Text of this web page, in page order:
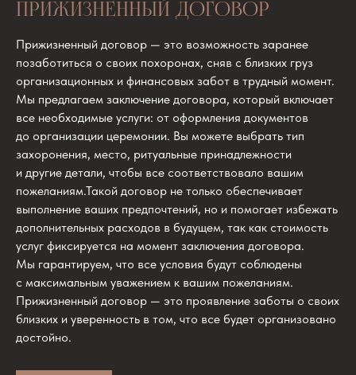
ПРИЖИЗНЕННЫЙ ДОГОВОР
Прижизненный договор — это возможность заранее
позаботиться о своих похоронах, сняв с близких груз
организационных и финансовых забот в трудный момент.
Мы предлагаем заключение договора, который включает
все необходимые услуги: от оформления документов
до организации церемонии. Вы можете выбрать тип
захоронения, место, ритуальные принадлежности
и другие детали, чтобы все соответствовало вашим
пожеланиям.Такой договор не только обеспечивает
выполнение ваших предпочтений, но и помогает избежать
дополнительных расходов в будущем, так как стоимость
услуг фиксируется на момент заключения договора.
Мы гарантируем, что все условия будут соблюдены
с максимальным уважением к вашим пожеланиям.
Прижизненный договор — это проявление заботы о своих
близких и уверенность в том, что все будет организовано
достойно.